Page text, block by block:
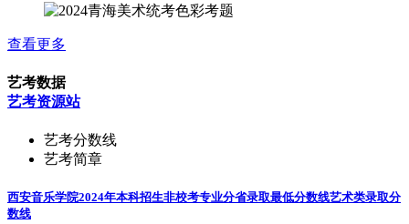
查看更多
艺考数据
艺考资源站
艺考分数线
艺考简章
西安音乐学院2024年本科招生非校考专业分省录取最低分数线艺术类录取分
数线